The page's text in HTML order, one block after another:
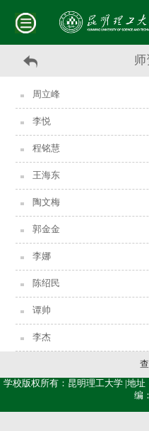
师
周立峰
李悦
程铭慧
王海东
陶文梅
郭金金
李娜
陈绍民
谭帅
李杰
学校版权所有：昆明理工大学 |地
编